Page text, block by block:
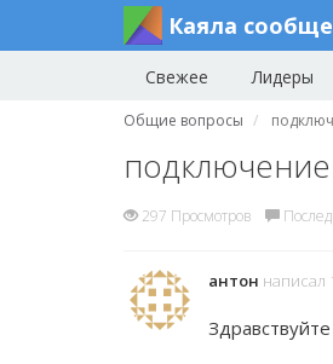
Каяла
Свежее Лидеры
Общие вопросы
297 Просмотров
антон написал